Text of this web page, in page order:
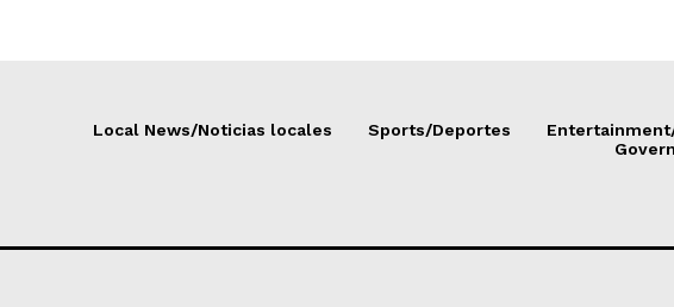
Local News/Noticias locales Sports/Deportes